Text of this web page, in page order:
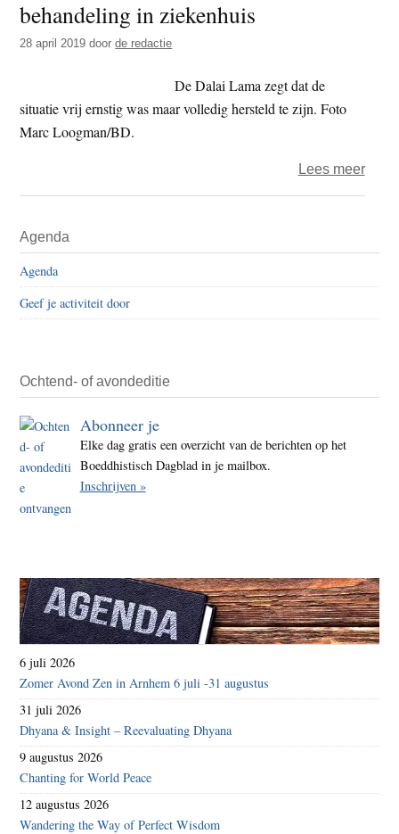
t
e
e
s
e
behandeling in ziekenhuis
28 april 2019 doorde redactie
De Dalai Lama zegt dat de
situatie vrij ernstig was maar volledig hersteld te zijn. Foto
Marc Loogman/BD.
Lees meerover
na
Sidebar
Agenda
Agenda
Geef je activiteit door
Ochtend- of avondeditie
Abonneer je
Elke dag gratis een overzicht van de berichten op het
Boeddhistisch Dagblad in je mailbox.
Inschrijven »
6 juli 2026
Zomer Avond Zen in Arnhem 6 juli -31 augustus
31 juli 2026
Dhyana & Insight – Reevaluating Dhyana
9 augustus 2026
Chanting for World Peace
12 augustus 2026
Wandering the Way of Perfect Wisdom